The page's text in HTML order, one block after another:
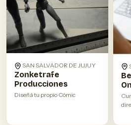
SAN SALVADOR DE JUJUY
Zonketrafe
Producciones
Diseñá tu propio Cómic